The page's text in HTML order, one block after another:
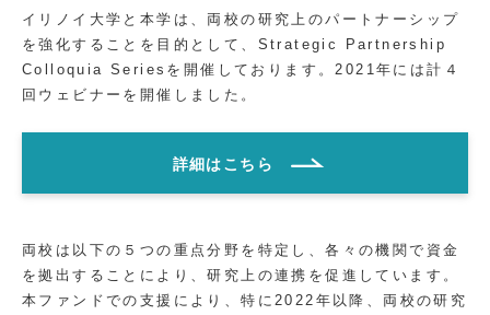
イリノイ大学と本学は、両校の研究上のパートナーシップ
を強化することを目的として、Strategic Partnership
Colloquia Seriesを開催しております。2021年には計４
回ウェビナーを開催しました。
詳細はこちら
両校は以下の５つの重点分野を特定し、各々の機関で資金
を拠出することにより、研究上の連携を促進しています。
本ファンドでの支援により、特に2022年以降、両校の研究